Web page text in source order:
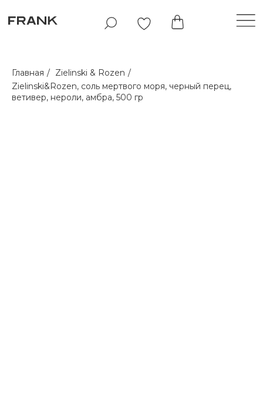
Главная / Zielinski & Rozen /
Zielinski&Rozen, соль мертвого моря, черный перец,
ветивер, нероли, амбра, 500 гр